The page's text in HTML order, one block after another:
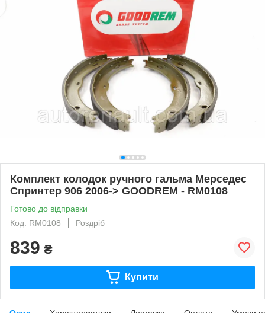
Комплект колодок ручного гальма Мерседес
Спринтер 906 2006-> GOODREM - RM0108
Готово до відправки
Код: RM0108
Роздріб
839 ₴
Купити